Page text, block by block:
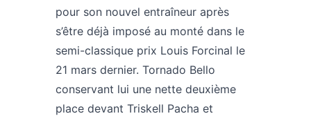
pour son nouvel entraîneur après
s’être déjà imposé au monté dans le
semi-classique prix Louis Forcinal le
21 mars dernier. Tornado Bello
conservant lui une nette deuxième
place devant Triskell Pacha et